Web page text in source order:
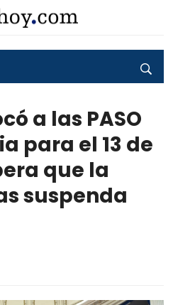
a las PASO
para el 13 de
que la
suspenda